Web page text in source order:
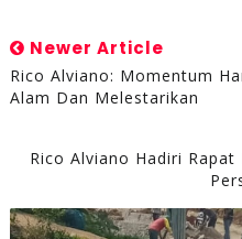
Newer Article
Rico Alviano: Momentum
Alam Dan Melestarikan
Rico Alviano Hadiri Rapat